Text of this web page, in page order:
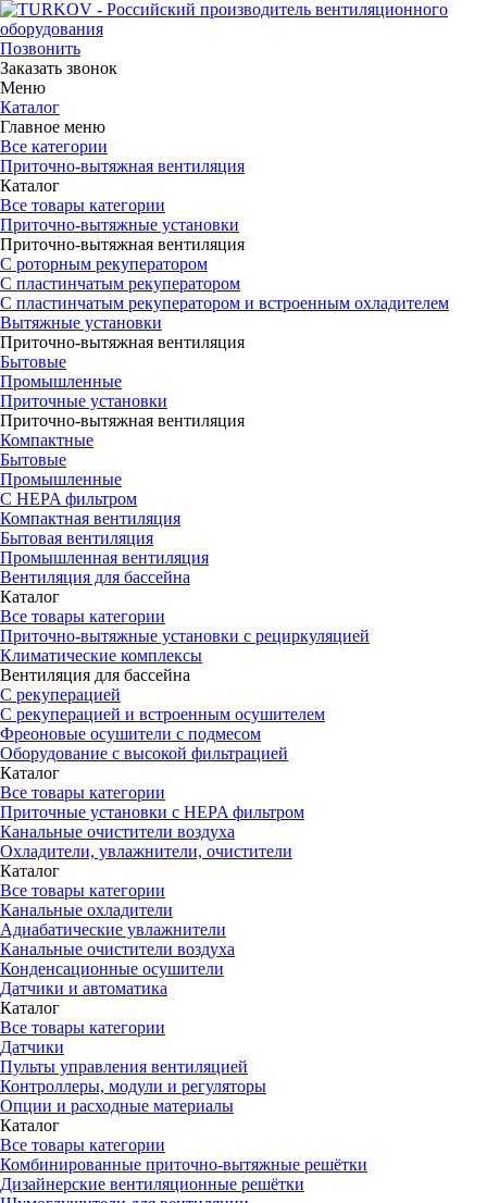
Позвонить
Заказать звонок
Меню
Каталог
Главное меню
Все категории
Приточно-вытяжная вентиляция
Каталог
Все товары категории
Приточно-вытяжные установки
Приточно-вытяжная вентиляция
С роторным рекуператором
С пластинчатым рекуператором
С пластинчатым рекуператором и встроенным охладителем
Вытяжные установки
Приточно-вытяжная вентиляция
Бытовые
Промышленные
Приточные установки
Приточно-вытяжная вентиляция
Компактные
Бытовые
Промышленные
С HEPA фильтром
Компактная вентиляция
Бытовая вентиляция
Промышленная вентиляция
Вентиляция для бассейна
Каталог
Все товары категории
Приточно-вытяжные установки с рециркуляцией
Климатические комплексы
Вентиляция для бассейна
С рекуперацией
С рекуперацией и встроенным осушителем
Фреоновые осушители с подмесом
Оборудование с высокой фильтрацией
Каталог
Все товары категории
Приточные установки c HEPA фильтром
Канальные очистители воздуха
Охладители, увлажнители, очистители
Каталог
Все товары категории
Канальные охладители
Адиабатические увлажнители
Канальные очистители воздуха
Конденсационные осушители
Датчики и автоматика
Каталог
Все товары категории
Датчики
Пульты управления вентиляцией
Контроллеры, модули и регуляторы
Опции и расходные материалы
Каталог
Все товары категории
Комбинированные приточно-вытяжные решётки
Дизайнерские вентиляционные решётки